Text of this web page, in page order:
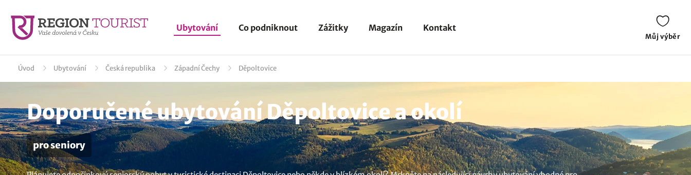
Ubytování Co podniknout Zážitky Magazín Kontakt
Můj výběr
Úvod Ubytování Česká republika Západní Čechy Děpoltovice
Doporučené ubytování Děpoltovice a okolí
pro seniory